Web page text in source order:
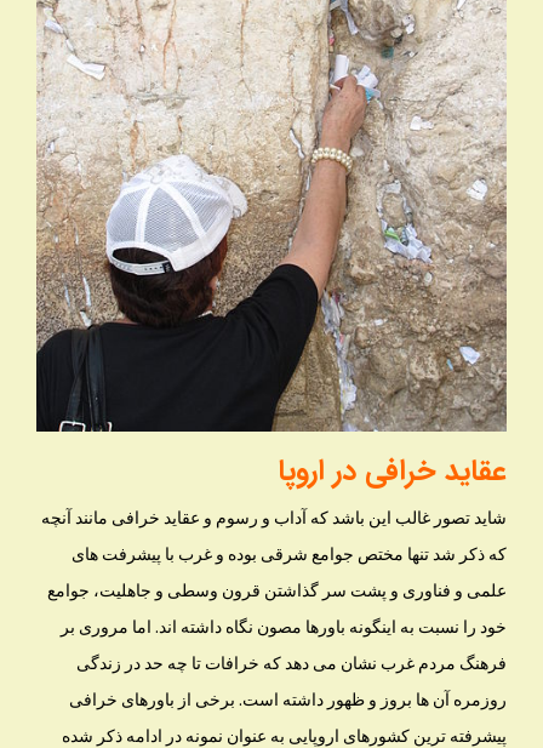
عقاید خرافی در اروپا
شاید تصور غالب این باشد که آداب و رسوم و عقاید خرافی مانند آنچه
که ذکر شد تنها مختص جوامع شرقی بوده و غرب با پیشرفت های
علمی و فناوری و پشت سر گذاشتن قرون وسطی و جاهلیت، جوامع
خود را نسبت به اینگونه باورها مصون نگاه داشته اند. اما مروری بر
فرهنگ مردم غرب نشان می دهد که خرافات تا چه حد در زندگی
روزمره آن ها بروز و ظهور داشته است. برخی از باورهای خرافی
پیشرفته ترین کشورهای اروپایی به عنوان نمونه در ادامه ذکر شده